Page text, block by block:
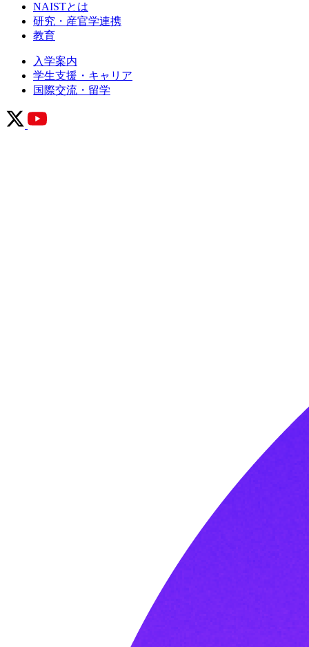
NAISTとは
研究・産官学連携
教育
入学案内
学生支援・キャリア
国際交流・留学